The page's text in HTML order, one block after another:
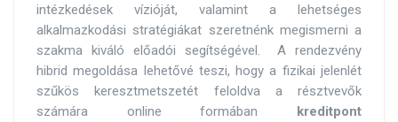
intézkedések vízióját, valamint a lehetséges
alkalmazkodási stratégiákat szeretnénk megismerni a
szakma kiváló előadói segítségével. A rendezvény
hibrid megoldása lehetővé teszi, hogy a fizikai jelenlét
szűkös keresztmetszetét feloldva a résztvevők
számára online formában kreditpont